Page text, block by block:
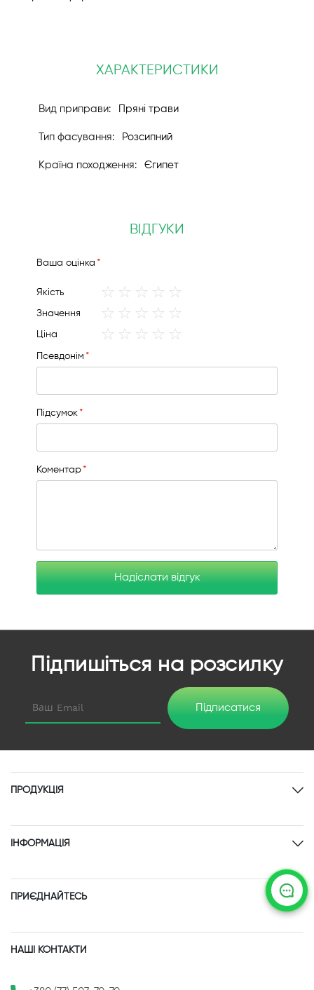
ХАРАКТЕРИСТИКИ
Пряні трави
Розсипний
Єгипет
ВІДГУКИ
Вашa оцінка
Якість
1
2
3
4
Значення
1
2
3
4
Ціна
1
2
3
4
Псевдонім
Підсумок
Коментар
Надіслати відгук
Підпишіться на розсилку
Підписатися
ПРОДУКЦІЯ
ІНФОРМАЦІЯ
ПРИЄДНАЙТЕСЬ
НАШІ КОНТАКТИ